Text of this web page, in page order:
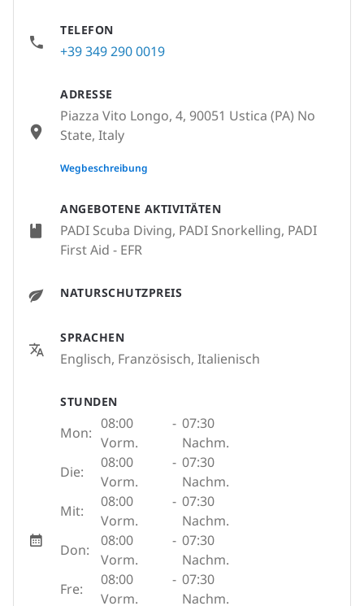
ANGEBOTENE AKTIVITÄTEN
PADI Scuba Diving, PADI Snorkelling, PADI
First Aid - EFR
NATURSCHUTZPREIS
SPRACHEN
Englisch, Französisch, Italienisch
STUNDEN
Mon:
08:00
Vorm.
- 07:30
Nachm.
Die:
08:00
Vorm.
- 07:30
Nachm.
Mit:
08:00
Vorm.
- 07:30
Nachm.
Don:
08:00
Vorm.
- 07:30
Nachm.
Fre:
08:00
Vorm.
- 07:30
Nachm.
TELEFON
+39 349 290 0019
ADRESSE
Piazza Vito Longo, 4, 90051 Ustica (PA) No
State, Italy
None
Wegbeschreibung